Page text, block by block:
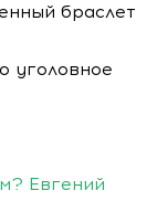
браслет
уголовное
Евгений